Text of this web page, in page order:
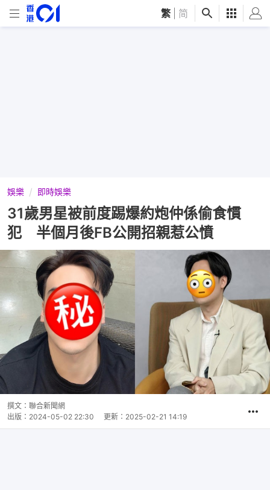
繁 简
娛樂 即時娛樂
31歲男星被前度踢爆約炮仲係偷食慣
犯 半個月後FB公開招親惹公憤
撰文： 聯合新聞網
出版： 2024-05-02 22:30 更新： 2025-02-21 14:19